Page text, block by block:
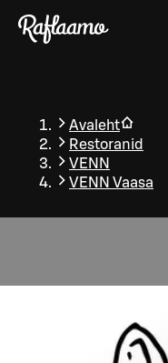
Liigu peamise sisu juurde
Avaleht
Restoranid
VENN
VENN Vaasa